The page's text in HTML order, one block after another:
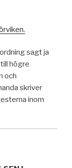
sagt ja
högre
och
skriver
inom